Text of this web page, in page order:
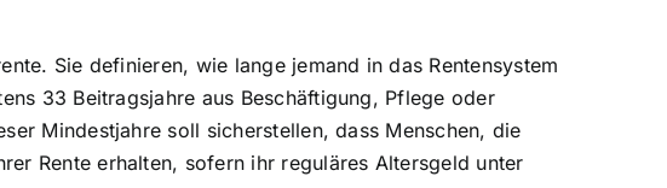
Sie definieren, wie lange jemand in das Rentensystem
33 Beitragsjahre aus Beschäftigung, Pflege oder
Mindestjahre soll sicherstellen, dass Menschen, die
Rente erhalten, sofern ihr reguläres Altersgeld unter